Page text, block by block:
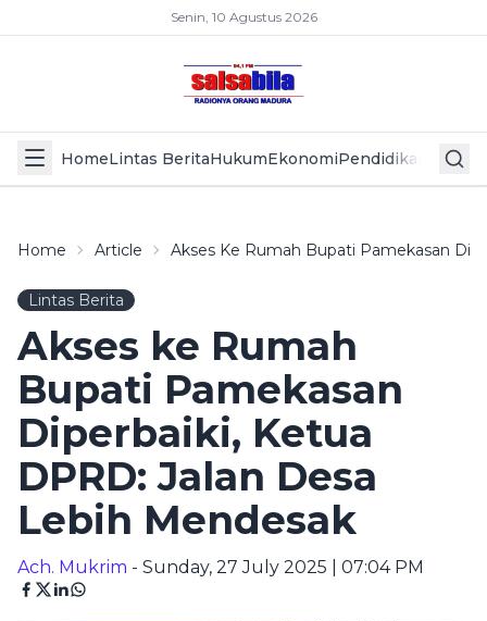
Senin, 10 Agustus 2026
HomeLintas BeritaHukumEkonomiPendidikan Politik
Home Article Akses Ke Rumah Bupati Pamekasan
Lintas Berita
Akses ke Rumah
Bupati Pamekasan
Diperbaiki, Ketua
DPRD: Jalan Desa
Lebih Mendesak
Ach. Mukrim - Sunday, 27 July 2025 | 07:04 PM